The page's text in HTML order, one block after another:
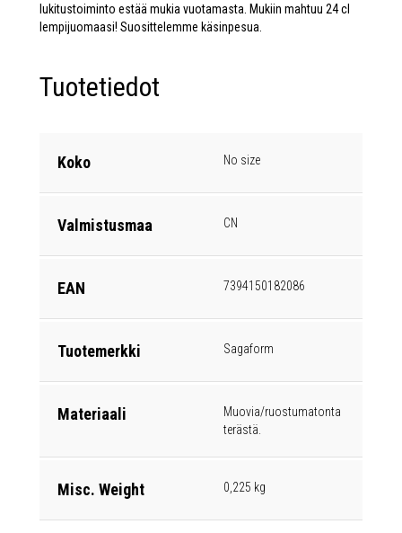
lukitustoiminto estää mukia vuotamasta. Mukiin mahtuu 24 cl
lempijuomaasi! Suosittelemme käsinpesua.
Tuotetiedot
Koko No size
Valmistusmaa CN
EAN 7394150182086
Tuotemerkki Sagaform
Materiaali
Muovia/ruostumatonta
terästä.
Misc. Weight 0,225 kg